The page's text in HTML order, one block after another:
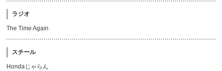
ラジオ
The Time Again
スチール
Hondaじゃらん